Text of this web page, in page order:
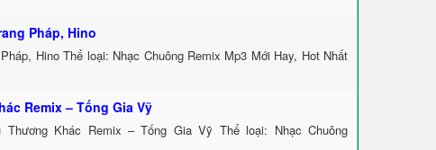
Pháp, Hino
Hino Thể loại: Nhạc Chuông Remix Mp3 Mới Hay, Hot Nhất
Remix – Tống Gia Vỹ
Thương Khác Remix – Tống Gia Vỹ Thể loại: Nhạc Chuông